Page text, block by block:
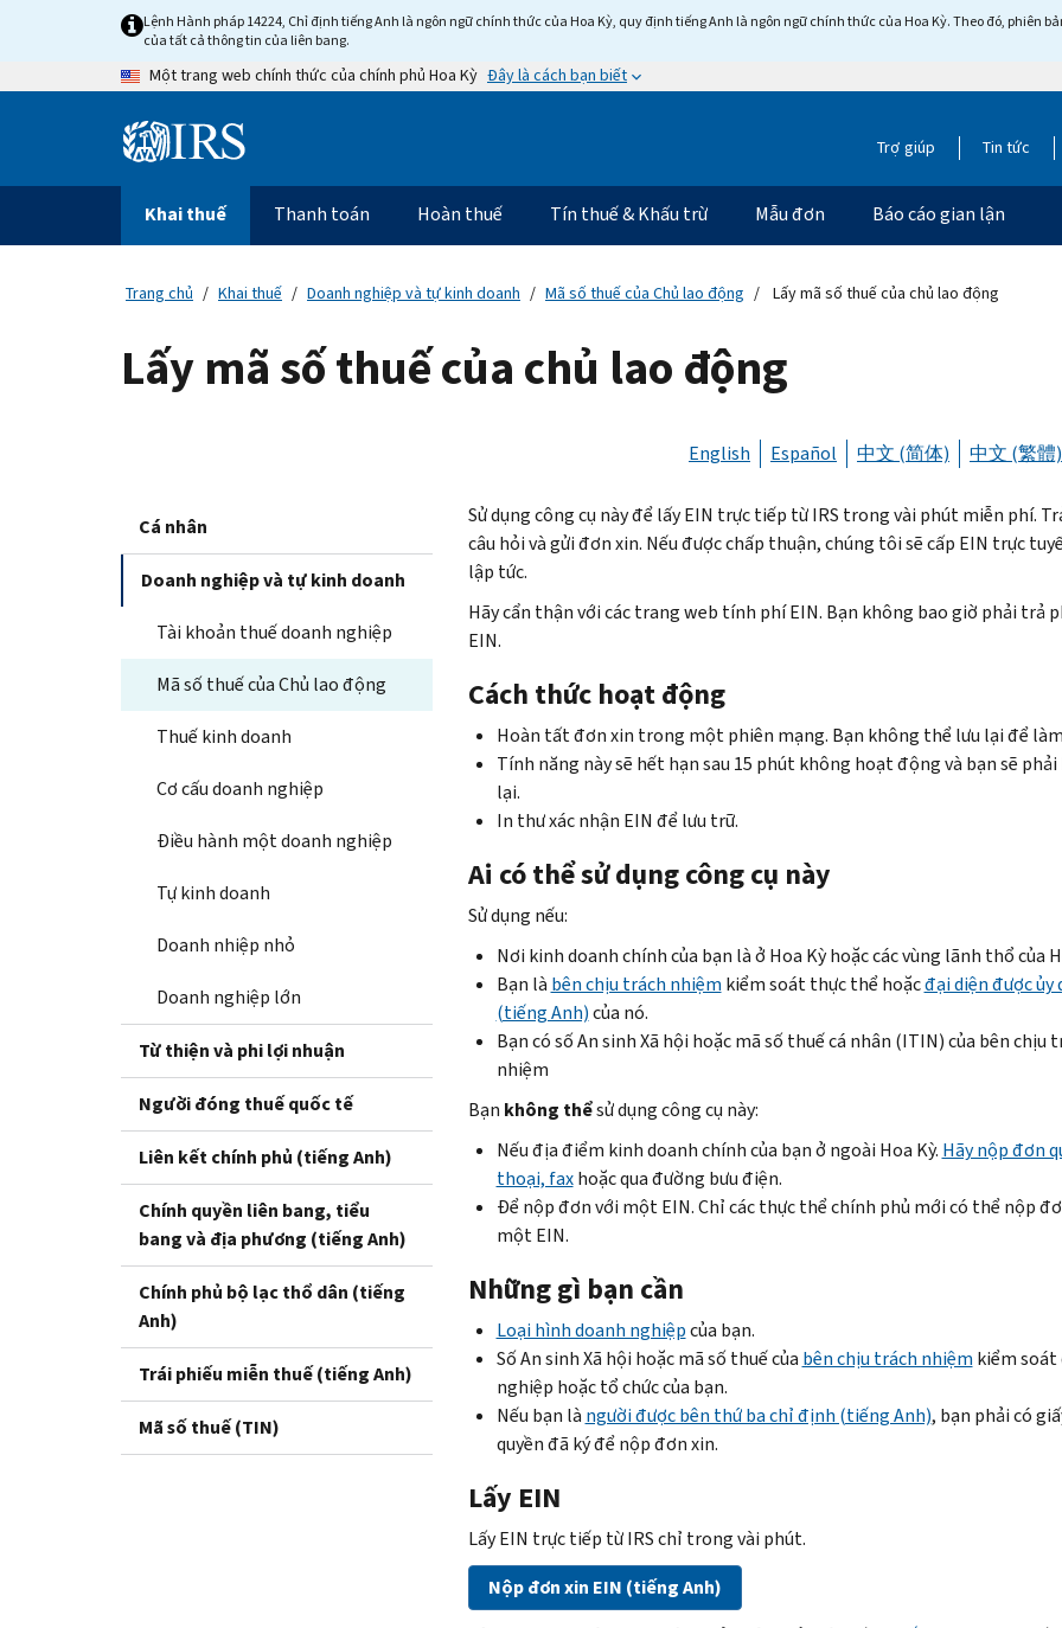
content
Lệnh Hành pháp 14224, Chỉ định tiếng Anh là ngôn ngữ chính thức của Hoa Kỳ, quy định tiếng Anh là ngôn ngữ chính thức của Hoa Kỳ. Theo đó, phiên
của tất cả thông tin của liên bang.
Một trang web chính thức của chính phủ Hoa Kỳ Đây là cách bạn biết
Information Trợ giúp Tin tức
Điều
hướng
chính
Khai thuế Thanh toán Hoàn thuế Tín thuế & Khấu trừ Mẫu đơn Báo cáo gian lận
Trang chủ Khai thuế Doanh nghiệp và tự kinh doanh Mã số thuế của Chủ lao động Lấy mã số thuế của chủ lao động
Lấy mã số thuế của chủ lao động
English Español 中文 (简体) 中文 (繁體)
Cá nhân
Doanh nghiệp và tự kinh doanh
Tài khoản thuế doanh nghiệp
Mã số thuế của Chủ lao động
Thuế kinh doanh
Cơ cấu doanh nghiệp
Điều hành một doanh nghiệp
Tự kinh doanh
Doanh nhiệp nhỏ
Doanh nghiệp lớn
Từ thiện và phi lợi nhuận
Người đóng thuế quốc tế
Liên kết chính phủ (tiếng Anh)
Chính quyền liên bang, tiểu
bang và địa phương (tiếng Anh)
Chính phủ bộ lạc thổ dân (tiếng
Anh)
Trái phiếu miễn thuế (tiếng Anh)
Mã số thuế (TIN)
Sử dụng công cụ này để lấy EIN trực tiếp từ IRS trong vài phút miễn phí.
câu hỏi và gửi đơn xin. Nếu được chấp thuận, chúng tôi sẽ cấp EIN trực
lập tức.
Hãy cẩn thận với các trangweb tính phí EIN. Bạn không bao giờ phải trả
EIN.
Cách thức hoạt động
Hoàn tất đơn xin trong một phiên mạng. Bạn không thể lưu lại để
Tính năng này sẽ hết hạn sau 15 phút không hoạt động và bạn sẽ
lại.
In thư xác nhận EIN để lưu trữ.
Ai có thể sử dụng công cụ này
Sử dụng nếu:
Nơi kinh doanh chính của bạn là ở Hoa Kỳ hoặc các vùng lãnh thổ của
Bạn là bên chịu trách nhiệm kiểm soát thực thể hoặcđại diện được ủy
(tiếng Anh)của nó.
Bạn có số An sinh Xã hội hoặc mã số thuế cá nhân (ITIN) của bên chịu
nhiệm
Bạn không thểsử dụng công cụ này:
Nếu địa điểm kinh doanh chính của bạn ở ngoài Hoa Kỳ. Hãy nộp đơn
thoại, faxhoặc qua đường bưu điện.
Để nộp đơn với một EIN. Chỉ các thực thể chính phủ mới có thể nộp
một EIN.
Những gì bạn cần
Loại hình doanh nghiệpcủa bạn.
Số An sinh Xã hội hoặc mã số thuế của bên chịu trách nhiệm kiểm soát
nghiệp hoặc tổ chức của bạn.
Nếu bạn là người được bên thứ ba chỉ định (tiếng Anh), bạn phải có
quyền đã ký để nộp đơn xin.
Lấy EIN
Lấy EIN trực tiếp từ IRS chỉ trong vài phút.
Nộp đơn xin EIN (tiếng Anh)